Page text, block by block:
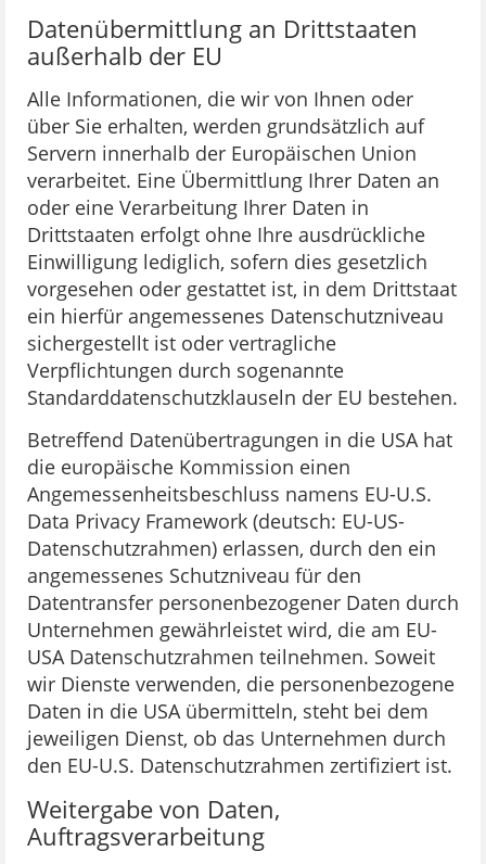
Datenübermittlung an Drittstaaten
außerhalb der EU
Alle Informationen, die wir von Ihnen oder
über Sie erhalten, werden grundsätzlich auf
Servern innerhalb der Europäischen Union
verarbeitet. Eine Übermittlung Ihrer Daten an
oder eine Verarbeitung Ihrer Daten in
Drittstaaten erfolgt ohne Ihre ausdrückliche
Einwilligung lediglich, sofern dies gesetzlich
vorgesehen oder gestattet ist, in dem Drittstaat
ein hierfür angemessenes Datenschutzniveau
sichergestellt ist oder vertragliche
Verpflichtungen durch sogenannte
Standarddatenschutzklauseln der EU bestehen.
Betreffend Datenübertragungen in die USA hat
die europäische Kommission einen
Angemessenheitsbeschluss namens EU-U.S.
Data Privacy Framework (deutsch: EU-US-
Datenschutzrahmen) erlassen, durch den ein
angemessenes Schutzniveau für den
Datentransfer personenbezogener Daten durch
Unternehmen gewährleistet wird, die am EU-
USA Datenschutzrahmen teilnehmen. Soweit
wir Dienste verwenden, die personenbezogene
Daten in die USA übermitteln, steht bei dem
jeweiligen Dienst, ob das Unternehmen durch
den EU-U.S. Datenschutzrahmen zertifiziert ist.
Weitergabe von Daten,
Auftragsverarbeitung